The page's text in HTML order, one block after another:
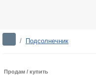
/ Подсолнечник
Продам / купить